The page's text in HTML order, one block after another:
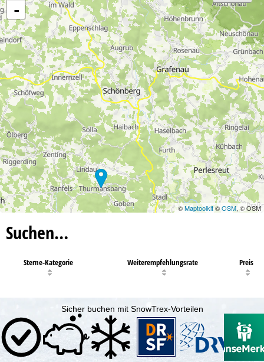
-
©Maptoolkit©OSM, © OSM
Suchen…
Sterne-Kategorie Weiterempfehlungsrate Preis
Sicher buchen mit SnowTrex-Vorteilen